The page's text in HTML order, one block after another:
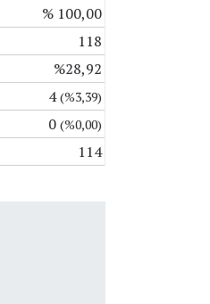
% 100,00
118
%28,92
4(%3,39)
0 (%0,00)
114